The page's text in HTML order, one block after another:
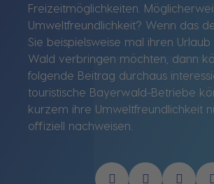
Freizeitmöglichkeiten.
Umweltfreundlichkeit? Wenn das
Sie beispielsweise mal ihren
Wald verbringen möchten, dann
folgende Beitrag durchaus
touristische Bayerwald-Betriebe
kurzem ihre Umweltfreundlichkeit
offiziell nachweisen.